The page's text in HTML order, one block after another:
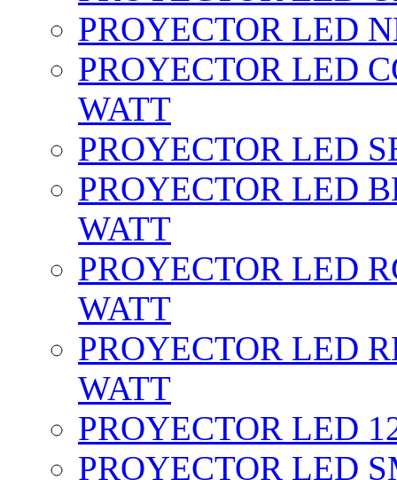
PROYECTOR LED
PROYECTOR LED
WATT
PROYECTOR LED
PROYECTOR LED
WATT
PROYECTOR LED
WATT
PROYECTOR LED
WATT
PROYECTOR LED
PROYECTOR LED